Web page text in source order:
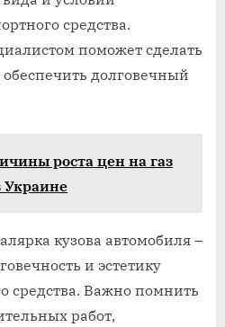
средства.
поможет сделать
долговечный
роста цен на газ
Украине
кузова автомобиля –
и эстетику
средства. Важно помнить
работ,